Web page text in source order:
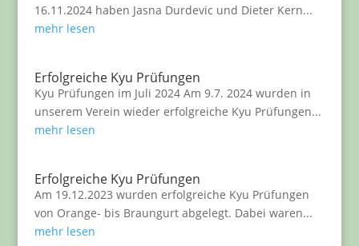
16.11.2024 haben Jasna Durdevic und Dieter Kern...
mehr lesen
Erfolgreiche Kyu Prüfungen
Kyu Prüfungen im Juli 2024 Am 9.7. 2024 wurden in
unserem Verein wieder erfolgreiche Kyu Prüfungen...
mehr lesen
Erfolgreiche Kyu Prüfungen
Am 19.12.2023 wurden erfolgreiche Kyu Prüfungen
von Orange- bis Braungurt abgelegt. Dabei waren...
mehr lesen